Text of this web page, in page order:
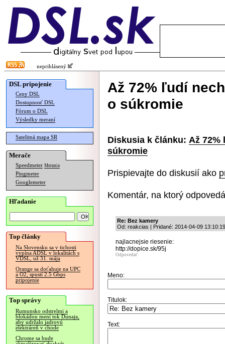
neprihlásený
DSL pripojenie
Ceny DSL
Dostupnosť DSL
Fórum o DSL
Výsledky meraní
Satelitná mapa SR
Merače
Speedmeter Merania
Pingmeter
Googlemeter
Hľadanie
Top články
Na Slovensku sa v tichosti
vypína ADSL v lokalitách s
VDSL, už 31. mája
Orange sa doťahuje na UPC
a O2, spustí 2.5 Gbps
pripojenie
Top správy
Rumunsko odstrelmi a
blokádou mení tok Dunaja,
aby udržalo jadrovú
elektráreň v chode
Chrome sa bude
Až 72% ľudí
o súkromie
Diskusia k článku: Až 72%
súkromie
Prispievajte do diskusií ako
Komentár, na ktorý
Re: Bez kamery
Od: reakcias | Pridané: 2014-04-09 13:10:19
najlacnejsie riesenie:
http://dopice.sk/95j
Odpovedať
Meno:
Titulok:
Text: